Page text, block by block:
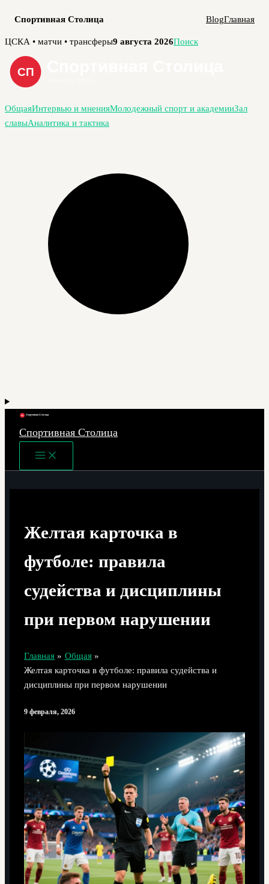
Спортивная Столица BlogГлавная
Перейти
содержимому
ЦСКА • матчи • трансферы9 августа 2026Поиск
ОбщаяИнтервью и мненияМолодежный спорт и академииЗал
славыАналитика и тактика
Спортивная Столица
Main
Menu
Желтая карточка в
футболе: правила
судейства и дисциплины
при первом нарушении
Главная
Общая
Желтая карточка в футболе: правила судейства и
дисциплины при первом нарушении
9 февраля, 2026